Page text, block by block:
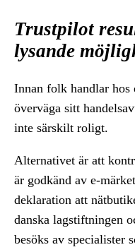
Trustpilot
lysande
Innan folk handlar hos
överväga sitt
inte särskilt roligt.
Alternativet är att
är godkänd av e-
deklaration att
danska lagstiftningen
besöks av specialister